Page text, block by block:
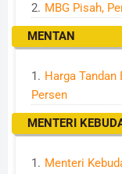
MBG Pisah,
MENTAN
Harga Tandan
Persen
MENTERI
Menteri